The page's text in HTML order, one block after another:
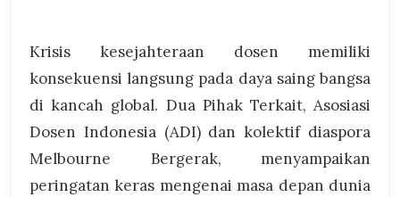
Krisis kesejahteraan dosen memiliki
konsekuensi langsung pada daya saing bangsa
di kancah global. Dua Pihak Terkait, Asosiasi
Dosen Indonesia (ADI) dan kolektif diaspora
Melbourne Bergerak, menyampaikan
peringatan keras mengenai masa depan dunia